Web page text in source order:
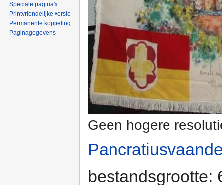
Geen hogere
bestandsgrootte:
Speciale pagina's
Printvriendelijke versie
Permanente koppeling
Paginagegevens